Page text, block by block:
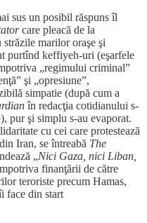
sus un posibil răspuns îl
care pleacă de la
marilor oraşe şi
purtînd keffiyeh-uri (eşarfele
„regimului criminal”
şi „opresiune”,
simpatie (după cum a
în redacţia cotidianului s-
pur şi simplu s-au evaporat.
cu cei care protestează
Iran, se întreabă The
„Nici Gaza, nici Liban,
finanţării de către
teroriste precum Hamas,
face din start